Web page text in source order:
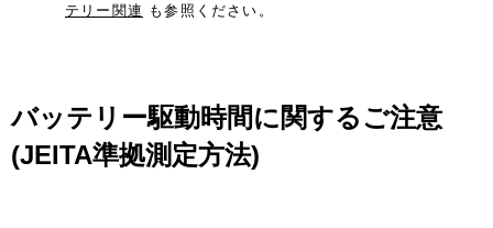
テリー関連 も参照ください。
バッテリー駆動時間に関するご注意
(JEITA準拠測定方法)